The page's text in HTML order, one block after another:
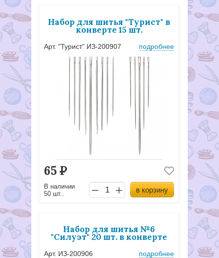
Набор для шитья "Турист" в
конверте 15 шт.
Арт. "Турист" ИЗ-200907 подробнее
65Р
В наличии
50 шт..
в корзину
Набор для шитья №6
"Силуэт" 20 шт. в конверте
Арт. ИЗ-200906 подробнее